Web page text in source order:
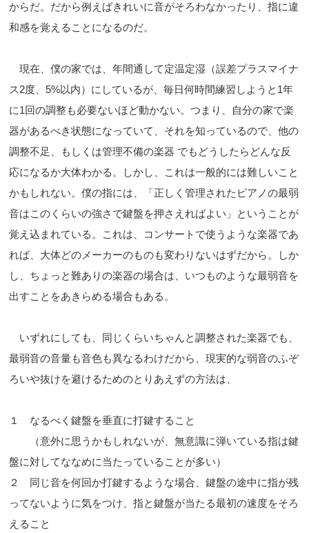
からだ。だから例えばきれいに音がそろわなかったり、指に違
和感を覚えることになるのだ。
現在、僕の家では、年間通して定温定湿（誤差プラスマイナ
ス2度、5%以内）にしているが、毎日何時間練習しようと1年
に1回の調整も必要ないほど動かない。つまり、自分の家で楽
器があるべき状態になっていて、それを知っているので、他の
調整不足、もしくは管理不備の楽器 でもどうしたらどんな反
応になるか大体わかる。しかし、これは一般的には難しいこと
かもしれない。僕の指には、「正しく管理されたピアノの最弱
音はこのくらいの強さで鍵盤を押さえればよい」ということが
覚え込まれている。これは、コンサートで使うような楽器であ
れば、大体どのメーカーのものも変わりないはずだから。しか
し、ちょっと難ありの楽器の場合は、いつものような最弱音を
出すことをあきらめる場合もある。
いずれにしても、同じくらいちゃんと調整された楽器でも、
最弱音の音量も音色も異なるわけだから、現実的な弱音のふぞ
ろいや抜けを避けるためのとりあえずの方法は、
１ なるべく鍵盤を垂直に打鍵すること
（意外に思うかもしれないが、無意識に弾いている指は鍵
盤に対してななめに当たっていることが多い）
２ 同じ音を何回か打鍵するような場合、鍵盤の途中に指が残
ってないように気をつけ、指と鍵盤が当たる最初の速度をそろ
えること